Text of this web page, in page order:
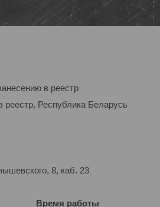
в реестр
Республика Беларусь
8, каб. 23
Время работы